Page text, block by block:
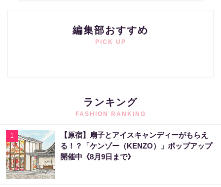
編集部おすすめ
PICK UP
ランキング
FASHION RANKING
1
【原宿】扇子とアイスキャンディーがもらえ
る！？「ケンゾー（KENZO）」ポップアップ
開催中《8月9日まで》